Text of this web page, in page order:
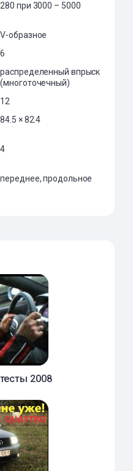
280 при 3000 – 5000
V-образное
6
распределенный впрыск
(многоточечный)
12
84.5 × 82.4
4
переднее, продольное
2008